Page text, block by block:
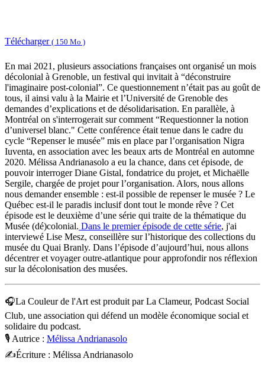
Télécharger ( 150 Mo )
En mai 2021, plusieurs associations françaises ont organisé un mois
décolonial à Grenoble, un festival qui invitait à “déconstruire
l'imaginaire post-colonial”. Ce questionnement n’était pas au goût de
tous, il ainsi valu à la Mairie et l’Université de Grenoble des
demandes d’explications et de désolidarisation. En parallèle, à
Montréal on s'interrogerait sur comment “Requestionner la notion
d’universel blanc." Cette conférence était tenue dans le cadre du
cycle “Repenser le musée” mis en place par l’organisation Nigra
Iuventa, en association avec les beaux arts de Montréal en automne
2020. Mélissa Andrianasolo a eu la chance, dans cet épisode, de
pouvoir interroger Diane Gistal, fondatrice du projet, et Michaëlle
Sergile, chargée de projet pour l’organisation. Alors, nous allons
nous demander ensemble : est-il possible de repenser le musée ? Le
Québec est-il le paradis inclusif dont tout le monde rêve ? Cet
épisode est le deuxième d’une série qui traite de la thématique du
Musée (dé)colonial. Dans le premier épisode de cette série, j'ai
interviewé Lise Mesz, conseillère sur l’historique des collections du
musée du Quai Branly. Dans l’épisode d’aujourd’hui, nous allons
décentrer et voyager outre-atlantique pour approfondir nos réflexion
sur la décolonisation des musées.
🎧La Couleur de l'Art est produit par La Clameur, Podcast Social
Club, une association qui défend un modèle économique social et
solidaire du podcast.
🎙️ Autrice : Mélissa Andrianasolo
✍️Écriture : Mélissa Andrianasolo